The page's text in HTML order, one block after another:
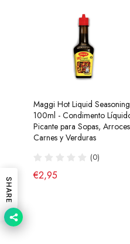
Maggi Hot Liquid Seasoning
100ml - Condimento
Picante para Sopas,
Carnes y Verduras
(0)
€2,95
Ramen Buldak Carbonara
Coreano (Halal) 130g
(40)
SHARE